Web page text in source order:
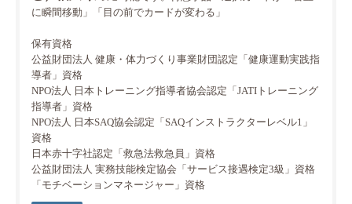
に瞬間移動」「目の前でカードが変わる」
保有資格
公益財団法人 健康・体力づくり事業財団認定「健康運動実践指
導者」資格
NPO法人 日本トレーニング指導者協会認定「JATIトレーニング
指導者」資格
NPO法人 日本SAQ協会認定「SAQインストラクターレベル1」
資格
日本赤十字社認定「救急法救急員」資格
公益財団法人 実務技能検定協会「サービス接遇検定3級」資格
「モチベーションマネージャー」資格